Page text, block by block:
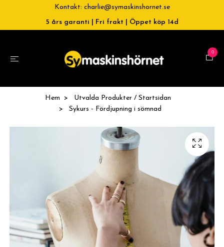
Kontakt: charlie@symaskinshornet.se
5 års garanti | Fri frakt | Öppet köp 14d
0
Hem
Utvalda Produkter / Startsidan
Sykurs - Fördjupning i sömnad